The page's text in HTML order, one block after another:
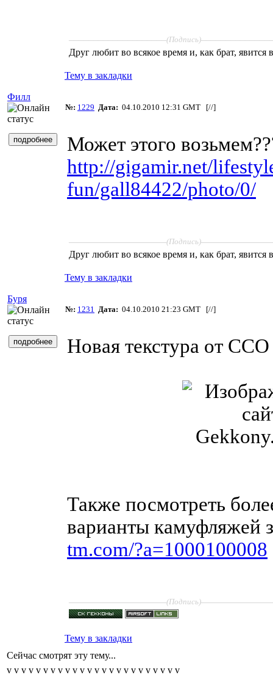
(Подпись)
Друг любит во всякое время и, как брат, явится
Тему в закладки
Филл
№: 1229 Дата: 04.10.2010 12:31 GMT [//]
Может этого
http://gigamir.net/
fun/gall84422/photo/0/
(Подпись)
Друг любит во всякое время и, как брат, явится
Тему в закладки
Буря
№: 1231 Дата: 04.10.2010 21:23 GMT [//]
Новая текстура от
Также посмотреть
варианты камуфляжей
tm.com/?a=1000100008
(Подпись)
Тему в закладки
Сейчас смотрят эту тему...
v v v v v v v v v v v v v v v v v v v v v v v v